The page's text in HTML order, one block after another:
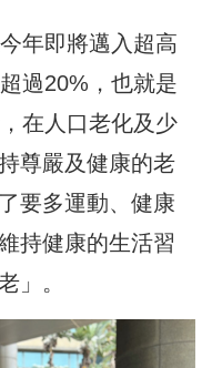
年即將邁入超高
過20%，也就是
在人口老化及少
尊嚴及健康的老
要多運動、健康
持健康的生活習
」。